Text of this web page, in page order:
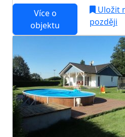
Více o
objektu
Uložit
později